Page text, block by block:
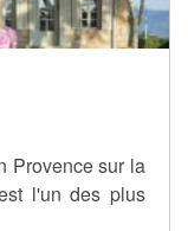
Provence sur la
l'un des plus